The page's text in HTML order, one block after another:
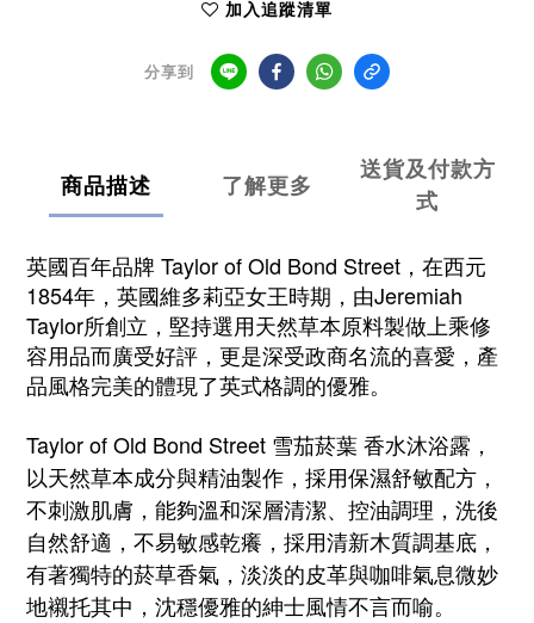
加入追蹤清單
分享到
商品描述 了解更多
送貨及付款方
式
英國百年品牌 Taylor of Old Bond Street，在西元
1854年，英國維多莉亞女王時期，由Jeremiah
Taylor所創立，堅持選用天然草本原料製做上乘修
容用品而廣受好評，更是深受政商名流的喜愛，產
品風格完美的體現了英式格調的優雅。
Taylor of Old Bond Street 雪茄菸葉 香水沐浴露，
以天然草本成分與精油製作，採用保濕舒敏配方，
不刺激肌膚，能夠溫和深層清潔、控油調理，洗後
自然舒適，不易敏感乾癢， 採用清新木質調基底，
有著獨特的菸草香氣， 淡淡的皮革與咖啡氣息微妙
地襯托其中，沈穩優雅的紳士風情不言而喻。